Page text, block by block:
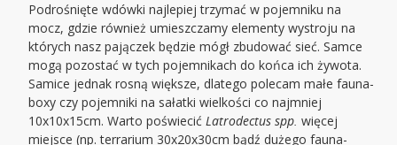
Podrośnięte wdówki najlepiej trzymać w pojemniku na
mocz, gdzie również umieszczamy elementy wystroju na
których nasz pajączek będzie mógł zbudować sieć. Samce
mogą pozostać w tych pojemnikach do końca ich żywota.
Samice jednak rosną większe, dlatego polecam małe fauna-
boxy czy pojemniki na sałatki wielkości co najmniej
10x10x15cm. Warto poświecićLatrodectus spp. więcej
miejsce (np. terrarium 30x20x30cm bądź dużego fauna-